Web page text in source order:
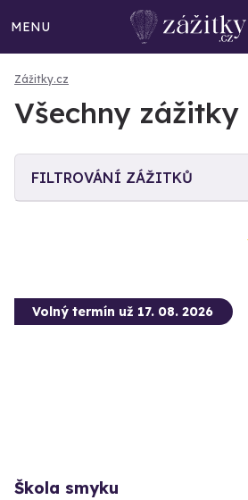
MENU
Zážitky.cz
Všechny zážitky
FILTROVÁNÍ ZÁŽITKŮ
Volný termín už 17. 08. 2026
Škola smyku